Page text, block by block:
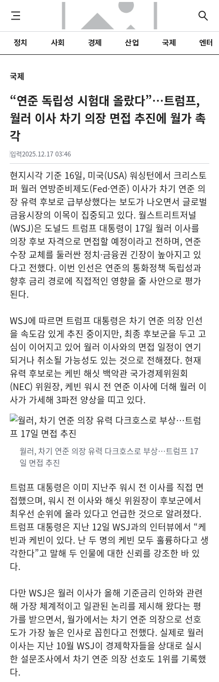
정치 사회 경제 산업 국제 엔터
국제
“연준 독립성 시험대 올랐다”…트럼프,
월러 이사 차기 의장 면접 추진에 월가 촉
각
입력2025.12.17 03:46
현지시각 기준 16일, 미국(USA) 워싱턴에서 크리스토
퍼 월러 연방준비제도(Fed·연준) 이사가 차기 연준 의
장 유력 후보로 급부상했다는 보도가 나오면서 글로벌
금융시장의 이목이 집중되고 있다. 월스트리트저널
(WSJ)은 도널드 트럼프 대통령이 17일 월러 이사를
의장 후보 자격으로 면접할 예정이라고 전하며, 연준
수장 교체를 둘러싼 정치·금융권 긴장이 높아지고 있
다고 전했다. 이번 인선은 연준의 통화정책 독립성과
향후 금리 경로에 직접적인 영향을 줄 사안으로 평가
된다.
WSJ에 따르면 트럼프 대통령은 차기 연준 의장 인선
을 속도감 있게 추진 중이지만, 최종 후보군을 두고 고
심이 이어지고 있어 월러 이사와의 면접 일정이 연기
되거나 취소될 가능성도 있는 것으로 전해졌다. 현재
유력 후보로는 케빈 해싯 백악관 국가경제위원회
(NEC) 위원장, 케빈 워시 전 연준 이사에 더해 월러 이
사가 가세해 3파전 양상을 띠고 있다.
월러, 차기 연준 의장 유력 다크호스로 부상…트럼프 17
일 면접 추진
트럼프 대통령은 이미 지난주 워시 전 이사를 직접 면
접했으며, 워시 전 이사와 해싯 위원장이 후보군에서
최우선 순위에 올라 있다고 언급한 것으로 알려졌다.
트럼프 대통령은 지난 12일 WSJ과의 인터뷰에서 “케
빈과 케빈이 있다. 난 두 명의 케빈 모두 훌륭하다고 생
각한다”고 말해 두 인물에 대한 신뢰를 강조한 바 있
다.
다만 WSJ은 월러 이사가 올해 기준금리 인하와 관련
해 가장 체계적이고 일관된 논리를 제시해 왔다는 평
가를 받으면서, 월가에서는 차기 연준 의장으로 선호
도가 가장 높은 인사로 꼽힌다고 전했다. 실제로 월러
이사는 지난 10월 WSJ이 경제학자들을 상대로 실시
한 설문조사에서 차기 연준 의장 선호도 1위를 기록했
다.